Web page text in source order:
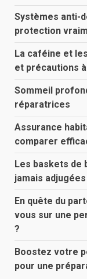
Systèmes anti-
protection
La caféine et
et précautions
Sommeil
réparatrices
Assurance
comparer
Les baskets de
jamais
En quête du
vous sur une
?
Boostez votre
pour une